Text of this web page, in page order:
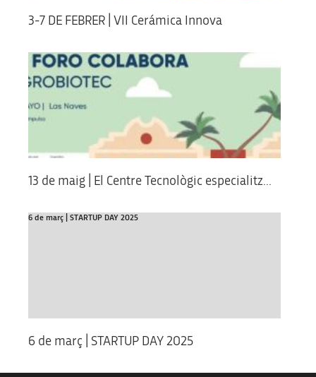
3-7 DE FEBRER | VII Cerámica Innova
13 de maig | El Centre Tecnològic especialitz...
6 de març | STARTUP DAY 2025
6 de març | STARTUP DAY 2025